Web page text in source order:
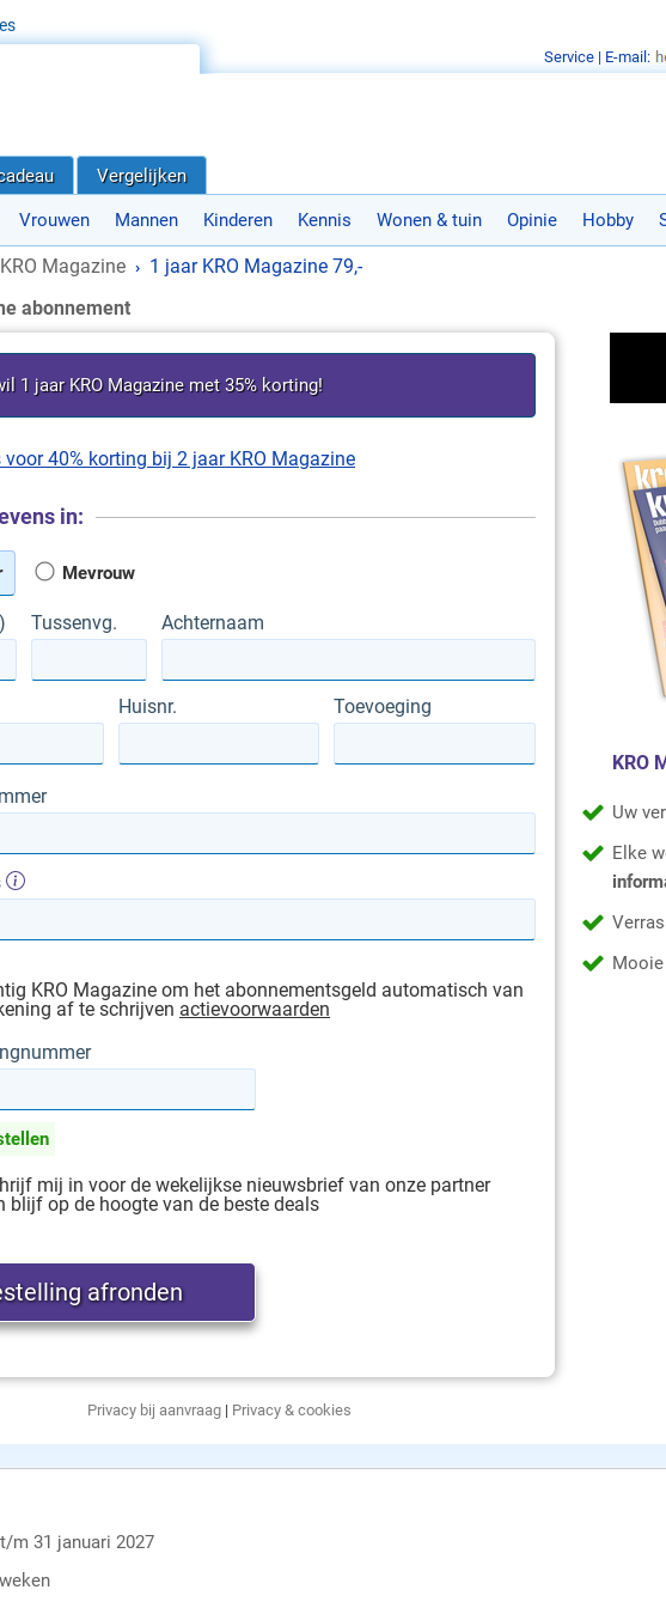
Vrouwen Mannen Kinderen Kennis Wonen & tuin Opinie Hobby
Vergelijken
KRO Magazine › 1 jaar KRO Magazine 79,-
abonnement
1 jaar KRO Magazine met 35% korting!
voor 40% korting bij 2 jaar KRO Magazine
in:
Mevrouw
Tussenvg. Achternaam
Huisnr. Toevoeging
KRO Magazine om het abonnementsgeld automatisch van
af te schrijven actievoorwaarden
mij in voor de wekelijkse nieuwsbrief van onze partner
blijf op de hoogte van de beste deals
Privacy bij aanvraag| Privacy & cookies
KRO
Uw
Elke
m 31 januari 2027
Service | E-mail: